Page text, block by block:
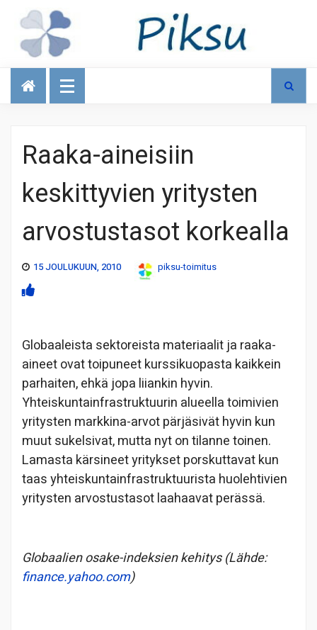
Talous
Raaka-aineisiin
keskittyvien yritysten
arvostustasot korkealla
15 JOULUKUUN, 2010 piksu-toimitus
Globaaleista sektoreista materiaalit ja raaka-
aineet ovat toipuneet kurssikuopasta kaikkein
parhaiten, ehkä jopa liiankin hyvin.
Yhteiskuntainfrastruktuurin alueella toimivien
yritysten markkina-arvot pärjäsivät hyvin kun
muut sukelsivat, mutta nyt on tilanne toinen.
Lamasta kärsineet yritykset porskuttavat kun
taas yhteiskuntainfrastruktuurista huolehtivien
yritysten arvostustasot laahaavat perässä.
Globaalien osake-indeksien kehitys (Lähde:
finance.yahoo.com)